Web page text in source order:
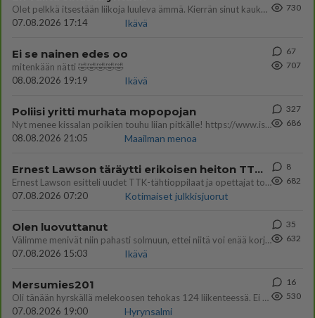
Olet pelkkä itsestään liikoja luuleva ämmä. Kierrän sinut kaukaa nyt ja aina. Olit mulle pelkkä lelu vaan.
07.08.2026 17:14
Ikävä
730
Ei se nainen edes oo
mitenkään nätti 🤣🤣🤣🤣🤣
08.08.2026 19:19
Ikävä
67
707
Poliisi yritti murhata mopopojan
Nyt menee kissalan poikien touhu liian pitkälle! https://www.is.fi/kotimaa/art-2000012193221.html Karu video mopomiiti
08.08.2026 21:05
Maailman menoa
327
686
Ernest Lawson täräytti erikoisen heiton TTK-lehdistötilaisuudessa: " Onko tässä tarkoituksena...?"
Ernest Lawson esitteli uudet TTK-tähtioppilaat ja opettajat torstaina 6.8. lehdistölle. Tulevalla kaudella on yksi hausk
07.08.2026 07:20
Kotimaiset julkkisjuorut
8
682
Olen luovuttanut
Välimme menivät niin pahasti solmuun, ettei niitä voi enää korjata. On aika jatkaa elämässä eteenpäin. Toivon sulle kaik
07.08.2026 15:03
Ikävä
35
632
Mersumies201
Oli tänään hyrskällä melekoosen tehokas 124 liikenteessä. Ei paljon vastamäki haitannu....
07.08.2026 19:00
Hyrynsalmi
16
530